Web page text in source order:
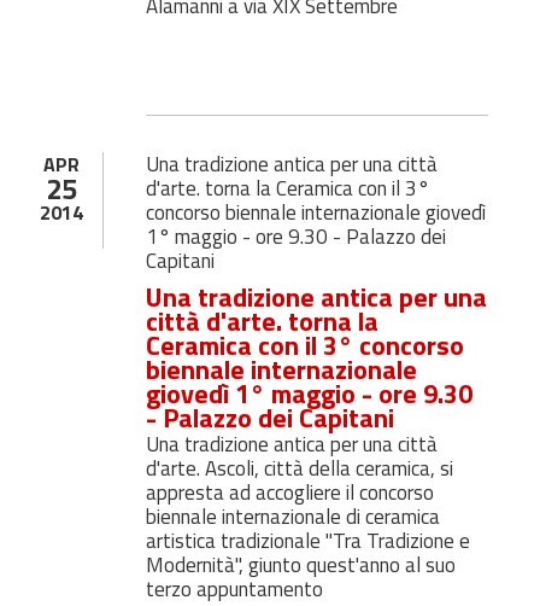
APR
25
2014
Una tradizione antica per una città
d'arte. torna la Ceramica con il 3°
concorso biennale internazionale giovedì
1° maggio - ore 9.30 - Palazzo dei
Capitani
Una tradizione antica per una
città d'arte. torna la
Ceramica con il 3° concorso
biennale internazionale
giovedì 1° maggio - ore 9.30
- Palazzo dei Capitani
Una tradizione antica per una città
d'arte. Ascoli, città della ceramica, si
appresta ad accogliere il concorso
biennale internazionale di ceramica
artistica tradizionale "Tra Tradizione e
Modernità", giunto quest'anno al suo
terzo appuntamento